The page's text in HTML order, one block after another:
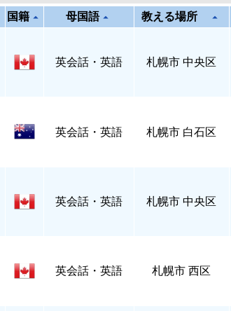
国籍arrow_drop_up 母国語arrow_drop_up 教える場所 arrow_drop_up
英会話・英語 札幌市 中央区
英会話・英語 札幌市 白石区
英会話・英語 札幌市 中央区
英会話・英語 札幌市 西区